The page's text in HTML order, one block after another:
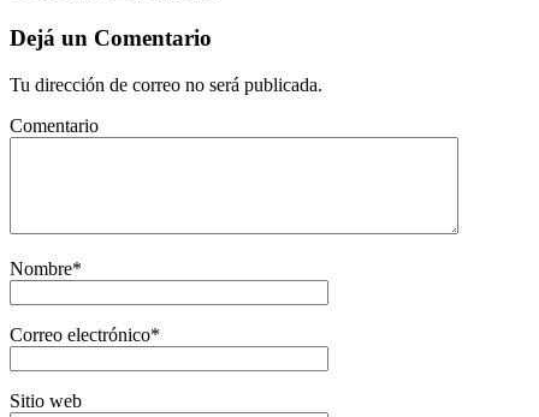
Dejá un Comentario
Tu dirección de correo no será publicada.
Comentario
Nombre*
Correo electrónico*
Sitio web